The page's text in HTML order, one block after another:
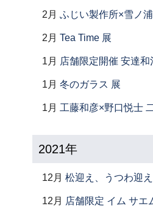
2月 ふじい製作所×雪ノ
2月 Tea Time 展
1月 店舗限定開催 安達和
1月 冬のガラス 展
1月 工藤和彦×野口悦士
2021年
12月 松迎え、うつわ迎
12月 店舗限定 イム サ